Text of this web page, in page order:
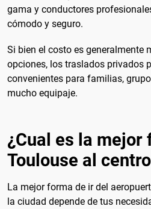
gama y conductores
cómodo y seguro.
Si bien el costo es generalmente
opciones, los traslados privados
convenientes para familias,
mucho equipaje.
¿Cual es la mejor
Toulouse al
La mejor forma de ir del
la ciudad depende de tus